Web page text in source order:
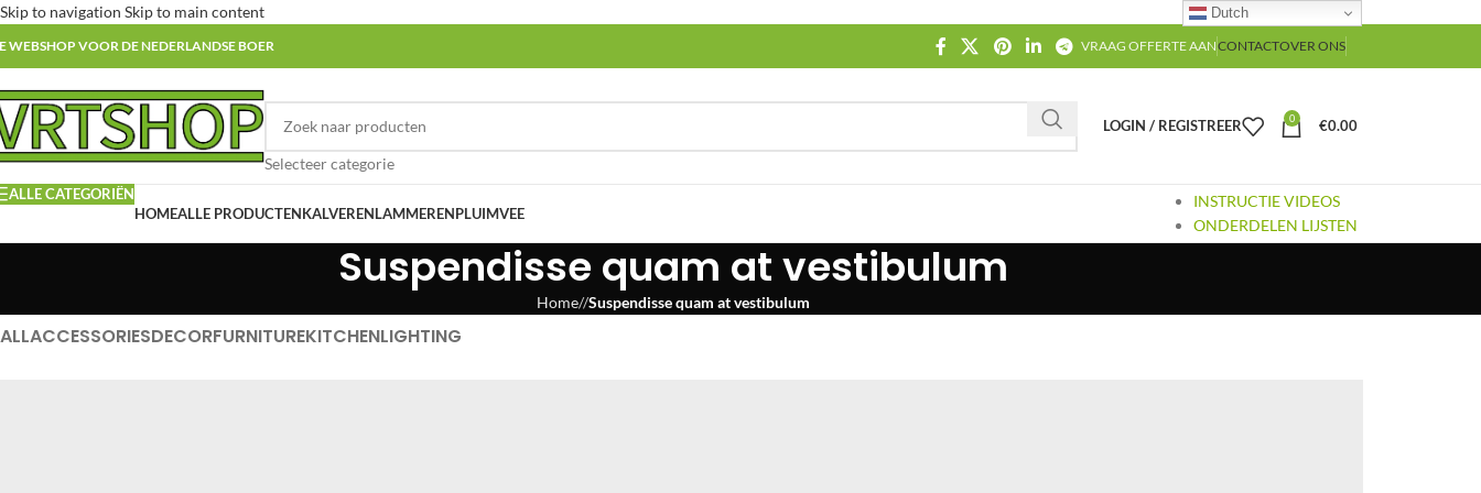
Skip to navigation Skip to main content
WEBSHOP VOOR DE NEDERLANDSE BOER VRAAG OFFERTE AANCONTACTOVER ONS
Selecteer categorie
LOGIN / REGISTREER 0 €0.00
ALLE CATEGORIËN
HOMEALLE PRODUCTENKALVERENLAMMERENPLUIMVEE
INSTRUCTIE VIDEOS
ONDERDELEN LIJSTEN
Suspendisse quam at vestibulum
Home/ Suspendisse quam at vestibulum
ALLACCESSORIESDECORFURNITUREKITCHENLIGHTING
Dutch